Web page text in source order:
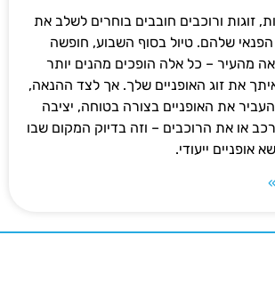
זוגות ורוכבים חובבים בוחרים לשלב את
הפנאי שלהם. טיול בסוף השבוע, חופשה
מהעיר – כל אלה הופכים מהנים יותר
את זוג האופניים שלך. אך לצד ההנאה,
את האופניים בצורה בטוחה, יציבה
או את הרוכבים – וזה בדיוק המקום שבו
אופניים ייעודי.